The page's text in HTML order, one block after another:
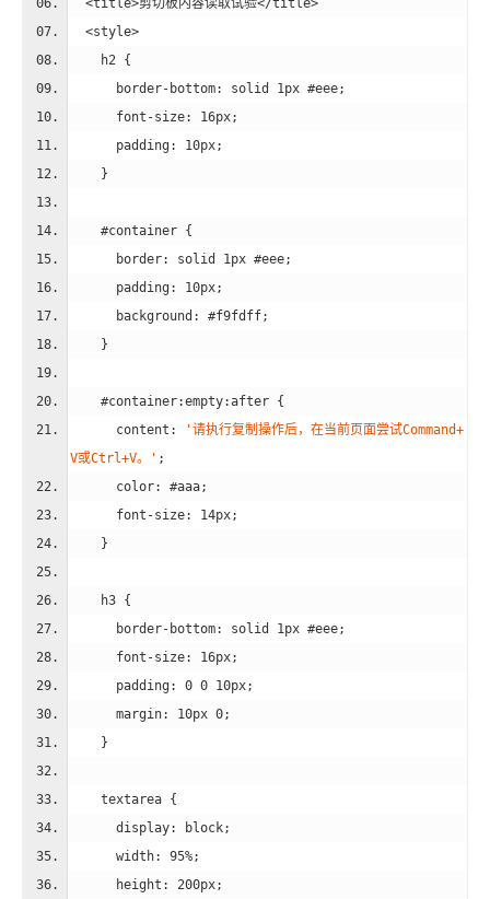
<title>剪切板内容读取试验</title>
<style>
h2 {
border-bottom: solid 1px #eee;
font-size: 16px;
padding : 10px;
    }
#container {
border: solid 1px #eee;
padding : 10px;
background : #f9fdff;
    }
#container:empty:after {
content :
'请执行复制操作后，在当前页面尝试Command+
V或Ctrl+V。' ;
color: #aaa;
font-size: 14px;
    }
h3 {
border-bottom: solid 1px #eee;
font-size: 16px;
padding : 0 0 10px;
margin: 10px 0;
    }
textarea {
display: block;
width: 95%;
height : 200px;